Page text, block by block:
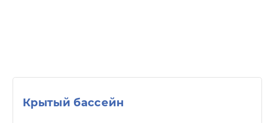
Крытый бассейн